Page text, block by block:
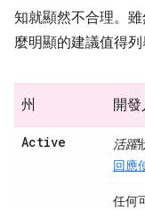
知就顯然不合理。
麼明顯的建議值得列
州 開
Active 活躍
回應
任何